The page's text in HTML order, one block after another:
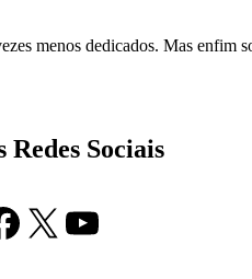
menos dedicados. Mas enfim
Redes Sociais
X Youtube